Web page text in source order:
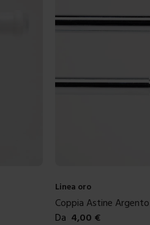
Linea oro
Coppia Astine Argento
Da 4,00 €